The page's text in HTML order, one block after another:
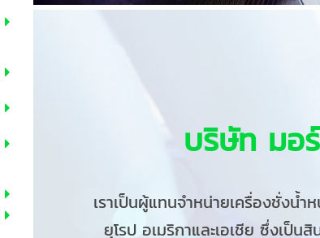
บริษัท มอ
เราเป็นผู้แทนจำหน่ายเครื่องชั่งน้
ยุโรป อเมริกาและเอเชีย ซึ่งเป็